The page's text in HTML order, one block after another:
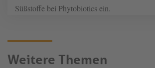
Süßstoffe bei Phytobiotics ein.
Weitere Themen